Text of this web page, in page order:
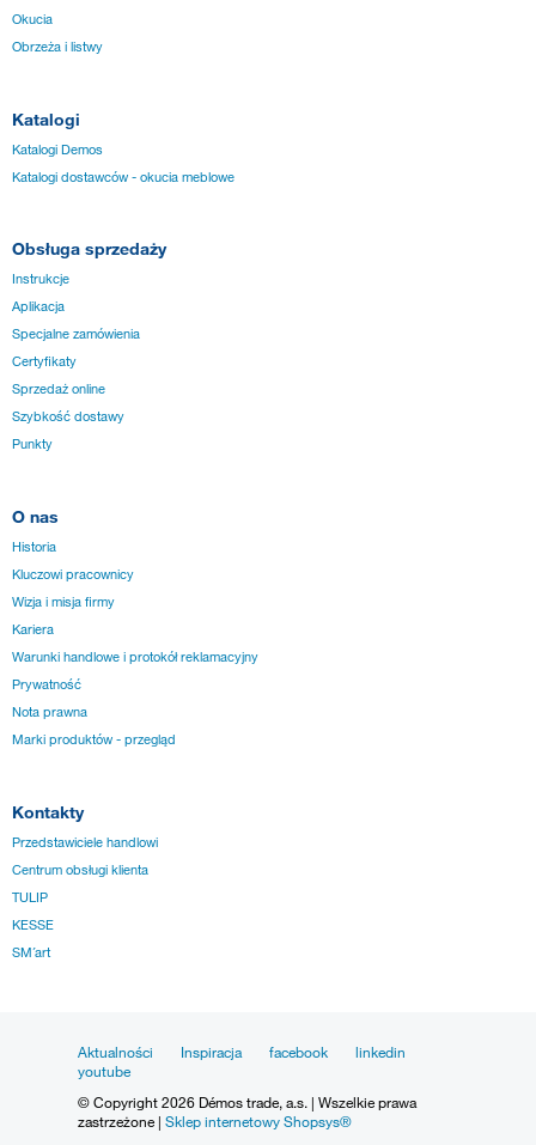
Okucia
Obrzeża i listwy
Katalogi
Katalogi Demos
Katalogi dostawców - okucia meblowe
Obsługa sprzedaży
Instrukcje
Aplikacja
Specjalne zamówienia
Certyfikaty
Sprzedaż online
Szybkość dostawy
Punkty
O nas
Historia
Kluczowi pracownicy
Wizja i misja firmy
Kariera
Warunki handlowe i protokół reklamacyjny
Prywatność
Nota prawna
Marki produktów - przegląd
Kontakty
Przedstawiciele handlowi
Centrum obsługi klienta
TULIP
KESSE
SM´art
Aktualności Inspiracja facebook
linkedin
youtube
© Copyright 2026 Démos trade, a.s. | Wszelkie prawa
zastrzeżone | Sklep internetowy Shopsys®